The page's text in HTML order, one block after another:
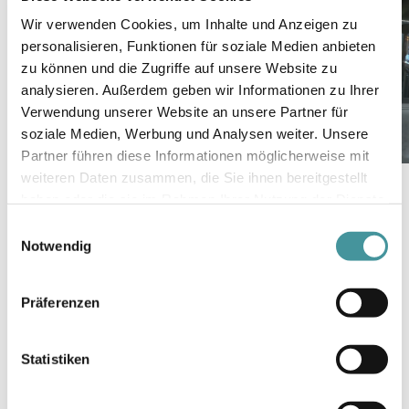
Wir verwenden Cookies, um Inhalte und Anzeigen zu
personalisieren, Funktionen für soziale Medien anbieten
zu können und die Zugriffe auf unsere Website zu
analysieren. Außerdem geben wir Informationen zu Ihrer
Verwendung unserer Website an unsere Partner für
soziale Medien, Werbung und Analysen weiter. Unsere
Partner führen diese Informationen möglicherweise mit
weiteren Daten zusammen, die Sie ihnen bereitgestellt
Notwendig
Präferenzen
Statistiken
Wer eine Fläche im Meta Prime Tower mietet
Corporate Design ist auf das Interieur